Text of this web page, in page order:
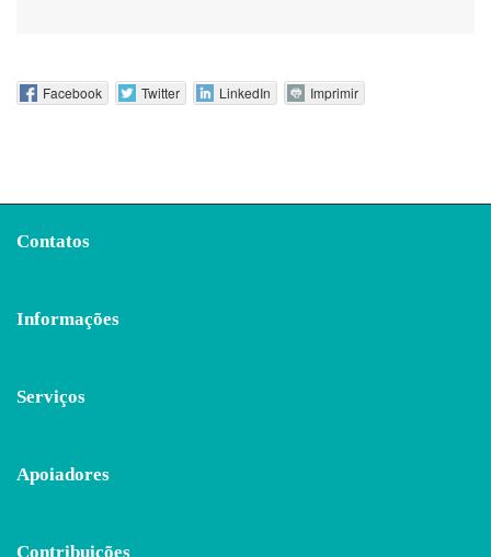
Facebook Twitter LinkedIn Imprimir
Contatos
Informações
Serviços
Apoiadores
Contribuições